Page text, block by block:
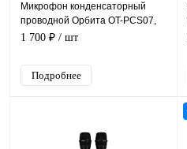
Микрофон конденсаторный
проводной Орбита OT-PCS07,
подсветка RGB, кабель USB
1 700 ₽ / шт
Подробнее